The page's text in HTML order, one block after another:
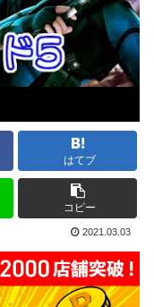
はてブ
コピー
2021.03.03